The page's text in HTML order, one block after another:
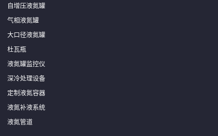
自增压液氮罐
气相液氮罐
大口径液氮罐
杜瓦瓶
液氮罐监控仪
深冷处理设备
定制液氮容器
液氮补液系统
液氮管道